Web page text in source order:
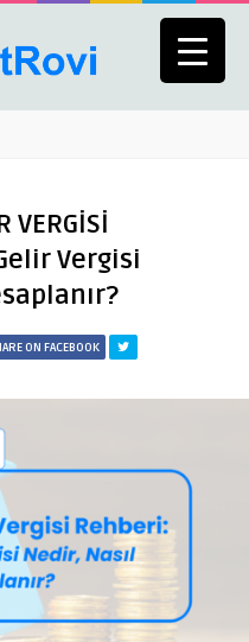
VERGİSİ
Vergisi
ON FACEBOOK